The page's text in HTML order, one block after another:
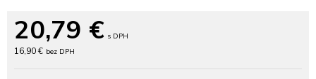
20,79 € s DPH
16,90 € bez DPH